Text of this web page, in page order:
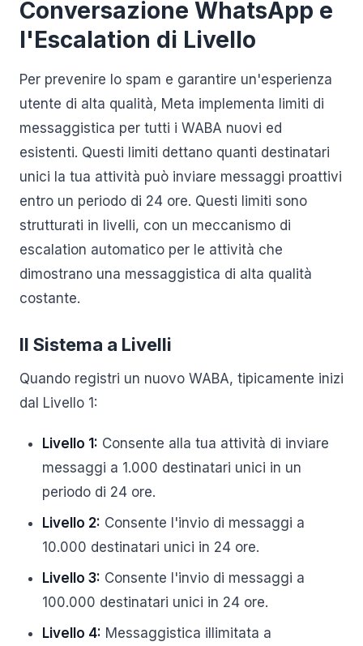
Conversazione WhatsApp e
l'Escalation di Livello
Per prevenire lo spam e garantire un'esperienza
utente di alta qualità, Meta implementa limiti di
messaggistica per tutti i WABA nuovi ed
esistenti. Questi limiti dettano quanti destinatari
unici la tua attività può inviare messaggi proattivi
entro un periodo di 24 ore. Questi limiti sono
strutturati in livelli, con un meccanismo di
escalation automatico per le attività che
dimostrano una messaggistica di alta qualità
costante.
Il Sistema a Livelli
Quando registri un nuovo WABA, tipicamente inizi
dal Livello 1:
Livello 1: Consente alla tua attività di inviare
messaggi a 1.000 destinatari unici in un
periodo di 24 ore.
Livello 2: Consente l'invio di messaggi a
10.000 destinatari unici in 24 ore.
Livello 3: Consente l'invio di messaggi a
100.000 destinatari unici in 24 ore.
Livello 4: Messaggistica illimitata a